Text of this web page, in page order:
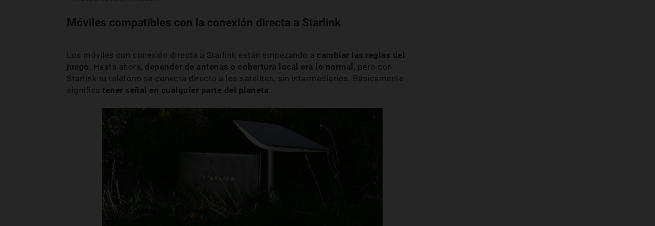
Móviles compatibles con la conexión directa a Starlink
Los móviles con conexión directa a Starlink están empezando a cambiar las reglas del
juego . Hasta ahora, depender de antenas o cobertura local era lo normal , pero con
Starlink tu teléfono se conecta directo a los satélites, sin intermediarios. Básicamente
significa tener señal en cualquier parte del planeta